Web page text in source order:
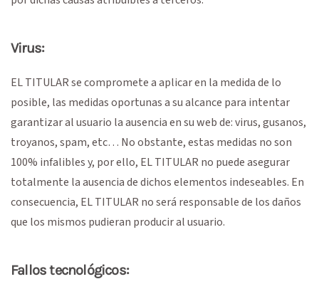
Virus:
EL TITULAR se compromete a aplicar en la medida de lo
posible, las medidas oportunas a su alcance para intentar
garantizar al usuario la ausencia en su web de: virus, gusanos,
troyanos, spam, etc… No obstante, estas medidas no son
100% infalibles y, por ello, EL TITULAR no puede asegurar
totalmente la ausencia de dichos elementos indeseables. En
consecuencia, EL TITULAR no será responsable de los daños
que los mismos pudieran producir al usuario.
Fallos tecnológicos: